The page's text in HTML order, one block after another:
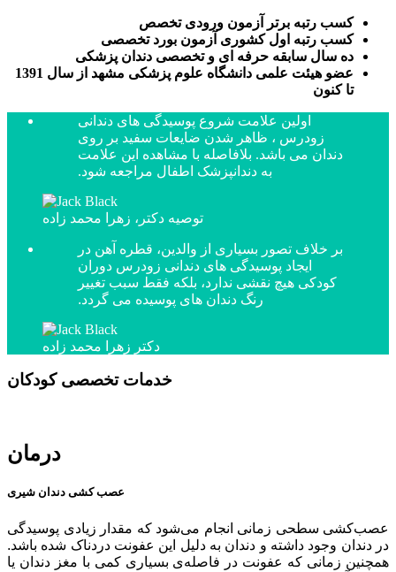
کسب رتبه برتر آزمون ورودی تخصص
کسب رتبه اول کشوری آزمون بورد تخصصی
ده سال سابقه حرفه ای و تخصصی دندان پزشکی
عضو هیئت علمی دانشگاه علوم پزشکی مشهد از سال 1391
تا کنون
اولین علامت شروع پوسیدگی های دندانی
زودرس ، ظاهر شدن ضایعات سفید بر روی
دندان می باشد. بلافاصله با مشاهده این علامت
به دندانپزشک اطفال مراجعه شود.
توصیه دکتر، زهرا محمد زاده
بر خلاف تصور بسیاری از والدین، قطره آهن در
ایجاد پوسیدگی های دندانی زودرس دوران
کودکی هیچ نقشی ندارد، بلکه فقط سبب تغییر
رنگ دندان های پوسیده می گردد.
دکتر زهرا محمد زاده
خدمات تخصصی کودکان
درمان
عصب کشی دندان شیری
عصب‌کشی سطحی زمانی انجام می‌شود که مقدار زیادی پوسیدگی
در دندان وجود داشته و دندان به دلیل این عفونت دردناک شده باشد.
همچنین زمانی که عفونت در فاصله‌ی بسیاری کمی با مغز دندان یا